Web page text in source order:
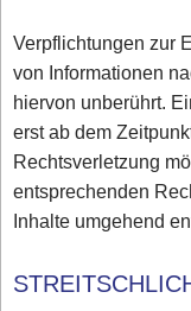
Verpflichtungen zur
von Informationen
hiervon unberührt.
erst ab dem
Rechtsverletzung
entsprechenden
Inhalte umgehend